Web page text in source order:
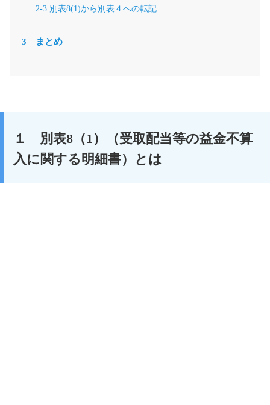
2-3 別表8(1)から別表４への転記
3 まとめ
１ 別表8（1）（受取配当等の益金不算
入に関する明細書）とは